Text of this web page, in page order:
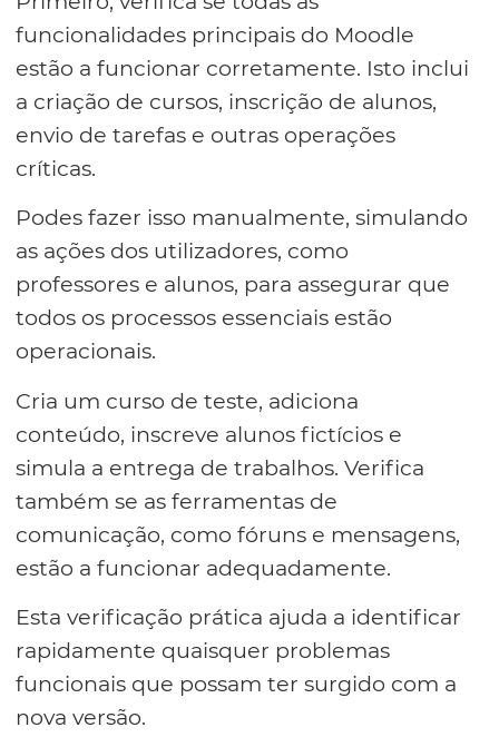
funcionalidades principais do Moodle
estão a funcionar corretamente. Isto inclui
a criação de cursos, inscrição de alunos,
envio de tarefas e outras operações
críticas.
Podes fazer isso manualmente, simulando
as ações dos utilizadores, como
professores e alunos, para assegurar que
todos os processos essenciais estão
operacionais.
Cria um curso de teste, adiciona
conteúdo, inscreve alunos fictícios e
simula a entrega de trabalhos. Verifica
também se as ferramentas de
comunicação, como fóruns e mensagens,
estão a funcionar adequadamente.
Esta verificação prática ajuda a identificar
rapidamente quaisquer problemas
funcionais que possam ter surgido com a
nova versão.